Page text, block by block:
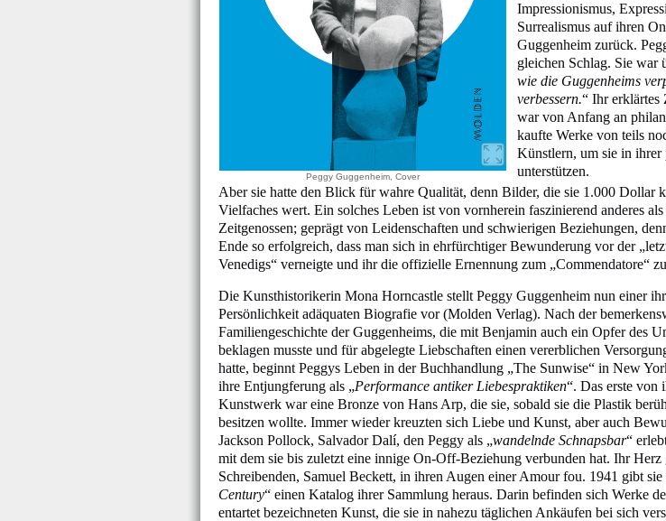
Peggy Guggenheim, Cover
Impressionismus,
Surrealismus auf ihren
Guggenheim zurück.
gleichen Schlag. Sie war
wie die Guggenheims
verbessern.“ Ihr erklärtes
war von Anfang an
kaufte Werke von teils
Künstlern, um sie in ihrer
unterstützen.
Aber sie hatte den Blick für wahre Qualität, denn Bilder, die sie 1.000 Dollar
Vielfaches wert. Ein solches Leben ist von vornherein faszinierend anderes als
Zeitgenossen; geprägt von Leidenschaften und schwierigen Beziehungen,
Ende so erfolgreich, dass man sich in ehrfürchtiger Bewunderung vor der
Venedigs“ verneigte und ihr die offizielle Ernennung zum „Commendatore“
Die Kunsthistorikerin Mona Horncastle stellt Peggy Guggenheim nun einer
Persönlichkeit adäquaten Biografie vor (Molden Verlag). Nach der
Familiengeschichte der Guggenheims, die mit Benjamin auch ein Opfer des
beklagen musste und für abgelegte Liebschaften einen vererblichen
hatte, beginnt Peggys Leben in der Buchhandlung „The Sunwise“ in New
ihre Entjungferung als „Performance antiker Liebespraktiken“. Das erste von
Kunstwerk war eine Bronze von Hans Arp, die sie, sobald sie die Plastik
besitzen wollte. Immer wieder kreuzten sich Liebe und Kunst, aber auch
Jackson Pollock, Salvador Dalí, den Peggy als „wandelnde Schnapsbar“
mit dem sie bis zuletzt eine innige On-Off-Beziehung verbunden hat. Ihr Herz
Schreibenden, Samuel Beckett, in ihren Augen einer Amour fou. 1941 gibt sie
Century“ einen Katalog ihrer Sammlung heraus. Darin befinden sich Werke
entartet bezeichneten Kunst, die sie in nahezu täglichen Ankäufen bei sich